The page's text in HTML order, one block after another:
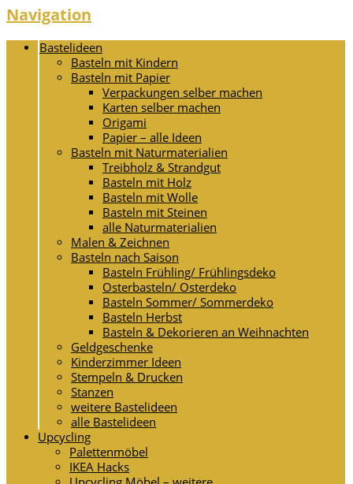
Navigation
Bastelideen
Basteln mit Kindern
Basteln mit Papier
Verpackungen selber machen
Karten selber machen
Origami
Papier – alle Ideen
Basteln mit Naturmaterialien
Treibholz & Strandgut
Basteln mit Holz
Basteln mit Wolle
Basteln mit Steinen
alle Naturmaterialien
Malen & Zeichnen
Basteln nach Saison
Basteln Frühling/ Frühlingsdeko
Osterbasteln/ Osterdeko
Basteln Sommer/ Sommerdeko
Basteln Herbst
Basteln & Dekorieren an Weihnachten
Geldgeschenke
Kinderzimmer Ideen
Stempeln & Drucken
Stanzen
weitere Bastelideen
alle Bastelideen
Upcycling
Palettenmöbel
IKEA Hacks